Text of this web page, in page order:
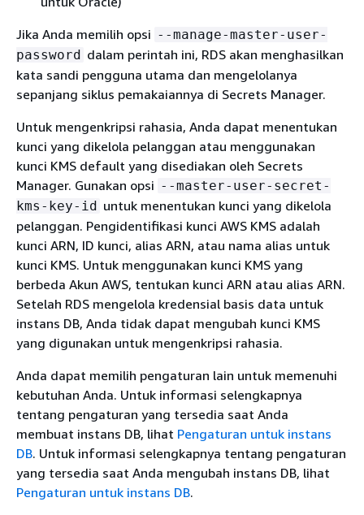
Jika Anda memilih opsi --manage-master-user-
password dalam perintah ini, RDS akan menghasilkan
kata sandi pengguna utama dan mengelolanya
sepanjang siklus pemakaiannya di Secrets Manager.
Untuk mengenkripsi rahasia, Anda dapat menentukan
kunci yang dikelola pelanggan atau menggunakan
kunci KMS default yang disediakan oleh Secrets
Manager. Gunakan opsi --master-user-secret-
kms-key-id untuk menentukan kunci yang dikelola
pelanggan. Pengidentifikasi kunci AWS KMS adalah
kunci ARN, ID kunci, alias ARN, atau nama alias untuk
kunci KMS. Untuk menggunakan kunci KMS yang
berbeda Akun AWS, tentukan kunci ARN atau alias ARN.
Setelah RDS mengelola kredensial basis data untuk
instans DB, Anda tidak dapat mengubah kunci KMS
yang digunakan untuk mengenkripsi rahasia.
Anda dapat memilih pengaturan lain untuk memenuhi
kebutuhan Anda. Untuk informasi selengkapnya
tentang pengaturan yang tersedia saat Anda
membuat instans DB, lihat Pengaturan untuk instans
DB. Untuk informasi selengkapnya tentang pengaturan
yang tersedia saat Anda mengubah instans DB, lihat
Pengaturan untuk instans DB.